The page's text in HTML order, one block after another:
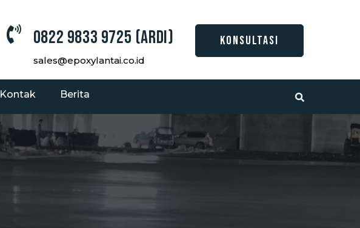
0822 9833 9725 (Ardi)
sales@epoxylantai.co.id
KONSULTASI
Kontak Berita